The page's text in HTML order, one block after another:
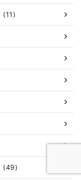
(11)
(49)